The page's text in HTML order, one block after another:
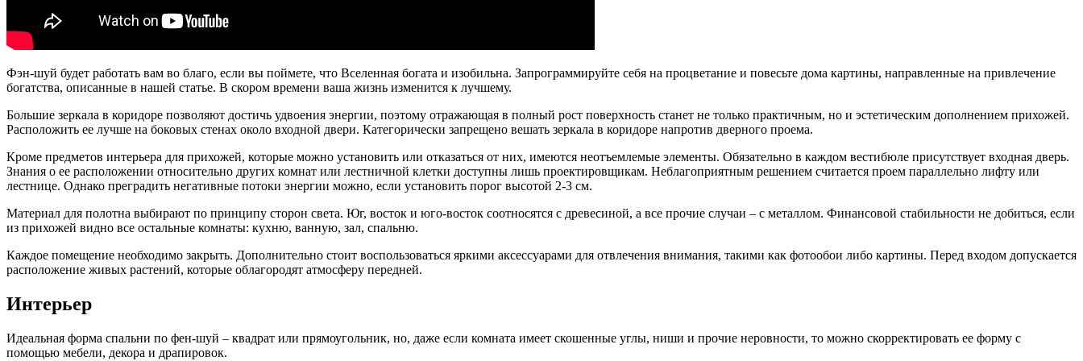
Фэн-шуй будет работать вам во благо, если вы поймете, что Вселенная богата и изобильна. Запрограммируйте себя на процветание и повесьте дома картины, направленные на привлечение
богатства, описанные в нашей статье. В скором времени ваша жизнь изменится к лучшему.
Большие зеркала в коридоре позволяют достичь удвоения энергии, поэтому отражающая в полный рост поверхность станет не только практичным, но и эстетическим дополнением прихожей.
Расположить ее лучше на боковых стенах около входной двери. Категорически запрещено вешать зеркала в коридоре напротив дверного проема.
Кроме предметов интерьера для прихожей, которые можно установить или отказаться от них, имеются неотъемлемые элементы. Обязательно в каждом вестибюле присутствует входная дверь.
Знания о ее расположении относительно других комнат или лестничной клетки доступны лишь проектировщикам. Неблагоприятным решением считается проем параллельно лифту или
лестнице. Однако преградить негативные потоки энергии можно, если установить порог высотой 2-3 см.
Материал для полотна выбирают по принципу сторон света. Юг, восток и юго-восток соотносятся с древесиной, а все прочие случаи – с металлом. Финансовой стабильности не добиться, если
из прихожей видно все остальные комнаты: кухню, ванную, зал, спальню.
Каждое помещение необходимо закрыть. Дополнительно стоит воспользоваться яркими аксессуарами для отвлечения внимания, такими как фотообои либо картины. Перед входом допускается
расположение живых растений, которые облагородят атмосферу передней.
Интерьер
Идеальная форма спальни по фен-шуй – квадрат или прямоугольник, но, даже если комната имеет скошенные углы, ниши и прочие неровности, то можно скорректировать ее форму с
помощью мебели, декора и драпировок.